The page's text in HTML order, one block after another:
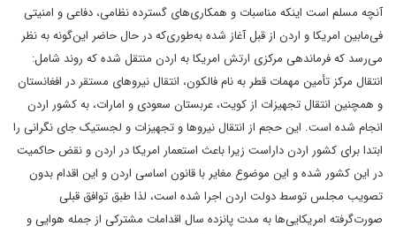
آنچه مسلم است اینکه مناسبات و همکاری‌های گسترده نظامی، دفاعی و امنیتی
فی‌مابین امریکا و اردن از قبل آغاز شده به‌طوری‌که در حال حاضر این‌گونه به نظر
می‌رسد که فرماندهی مرکزی ارتش امریکا به اردن منتقل شده که روند شامل:
انتقال مرکز تأمین مهمات قطر به نام فالکون، انتقال نیروهای مستقر در افغانستان
و همچنین انتقال تجهیزات از کویت، عربستان سعودی و امارات، به کشور اردن
انجام شده است. این حجم از انتقال نیروها و تجهیزات و لجستیک جای نگرانی را
ابتدا برای کشور اردن داراست زیرا باعث استعمار امریکا در اردن و نقض حاکمیت
در این کشور شده و این موضوع مغایر با قانون اساسی اردن و این اقدام بدون
تصویب مجلس توسط دولت اردن اجرا شده است، لذا طبق توافق قبلی
صورت‌گرفته امریکایی‌ها به مدت پانزده سال اقدامات مشترکی از جمله هوایی و